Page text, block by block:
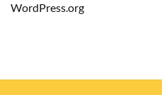
WordPress.org